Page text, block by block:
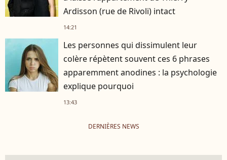
Ardisson (rue de Rivoli) intact
14:21
Les personnes qui dissimulent leur
colère répètent souvent ces 6 phrases
apparemment anodines : la psychologie
explique pourquoi
13:43
DERNIÈRES NEWS